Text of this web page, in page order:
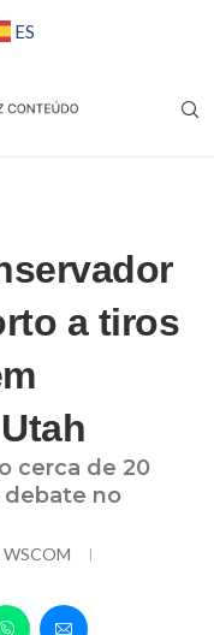
ES
a tiros
cerca de 20
debate no